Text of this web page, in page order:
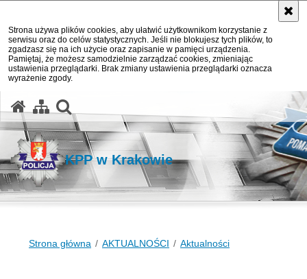
Strona używa plików cookies, aby ułatwić użytkownikom korzystanie z
serwisu oraz do celów statystycznych. Jeśli nie blokujesz tych plików, to
zgadzasz się na ich użycie oraz zapisanie w pamięci urządzenia.
Pamiętaj, że możesz samodzielnie zarządzać cookies, zmieniając
ustawienia przeglądarki. Brak zmiany ustawienia przeglądarki oznacza
wyrażenie zgody.
KPP w Krakowie
Strona główna AKTUALNOŚCI Aktualności